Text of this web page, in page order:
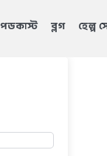
পডকাস্ট ব্লগ হেল্প